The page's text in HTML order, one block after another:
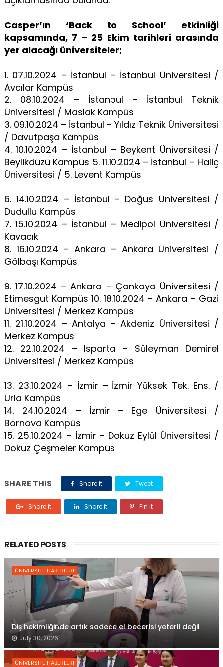
Casper’ın ‘Back to School’ etkinliği
kapsamında, 7 – 25 Ekim tarihleri arasında
yer alacağı üniversiteler;
1. 07.10.2024 – İstanbul – İstanbul Üniversitesi /
Avcılar Kampüs
2. 08.10.2024 – İstanbul – İstanbul Teknik
Üniversitesi / Maslak Kampüs
3. 09.10.2024 – İstanbul – Yıldız Teknik Üniversitesi
/ Davutpaşa Kampüs
4. 10.10.2024 – İstanbul – Beykent Üniversitesi /
Beylikdüzü Kampüs 5. 11.10.2024 – İstanbul – Haliç
Üniversitesi / 5. Levent Kampüs
6. 14.10.2024 – İstanbul – Doğus Üniversitesi /
Dudullu Kampüs
7. 15.10.2024 – İstanbul – Medipol Üniversitesi /
Kavacık
8. 16.10.2024 – Ankara – Ankara Üniversitesi /
Gölbaşı Kampüs
9. 17.10.2024 – Ankara – Çankaya Üniversitesi /
Etimesgut Kampüs 10. 18.10.2024 – Ankara – Gazi
Üniversitesi / Merkez Kampüs
11. 21.10.2024 – Antalya – Akdeniz Üniversitesi /
Merkez Kampüs
12. 22.10.2024 – Isparta – Süleyman Demirel
Üniversitesi / Merkez Kampüs
13. 23.10.2024 – İzmir – İzmir Yüksek Tek. Ens. /
Urla Kampüs
14. 24.10.2024 – İzmir – Ege Üniversitesi /
Bornova Kampüs
15. 25.10.2024 – İzmir – Dokuz Eylül Üniversitesi /
Dokuz Çeşmeler Kampüs
SHARE THIS Share it Tweet
Share it Share it Pin it
RELATED POSTS
ÜNIVERSITE HABERLERI
Diş hekimliğinde artık sadece el becerisi yeterli değil
July 30, 2026
ÜNIVERSITE HABERLERI